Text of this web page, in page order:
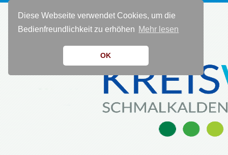
Diese Webseite verwendet Cookies, um die
Bedienfreundlichkeit zu erhöhen Mehr lesen
OK
KONTAKT 0 36 83 - 40 91 0